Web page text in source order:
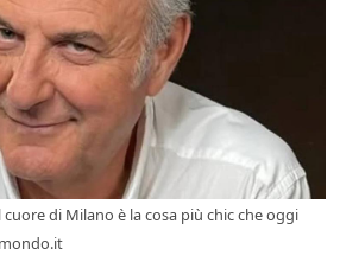
cuore di Milano è la cosa più chic che oggi